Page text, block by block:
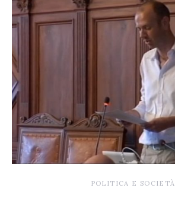
POLITICA E SOCIETÀ